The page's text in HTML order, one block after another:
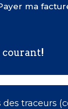
traceurs
ma
courant!